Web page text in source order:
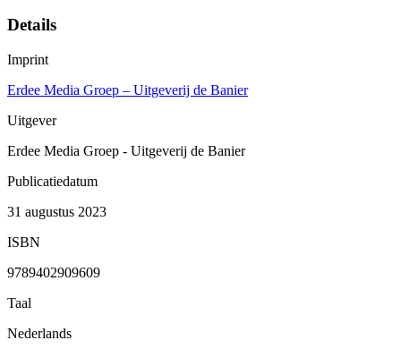
Details
Imprint
Erdee Media Groep – Uitgeverij de Banier
Uitgever
Erdee Media Groep - Uitgeverij de Banier
Publicatiedatum
31 augustus 2023
ISBN
9789402909609
Taal
Nederlands